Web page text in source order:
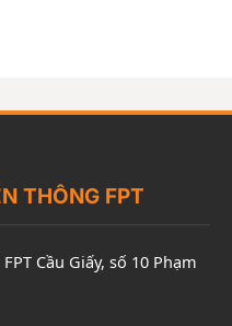
THÔNG FPT
Cầu Giấy, số 10 Phạm